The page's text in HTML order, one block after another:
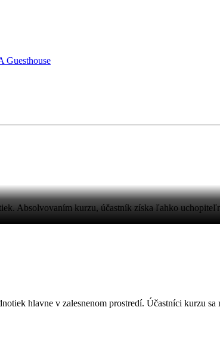
Guesthouse
Absolvovaním kurzu, účastník získa ľahko
hlavne v zalesnenom prostredí. Účastníci kurzu